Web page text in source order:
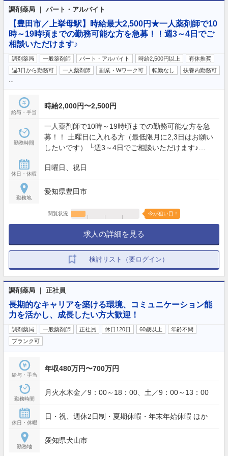
調剤薬局 ｜ パート・アルバイト
【豊田市／上挙母駅】時給最大2,500円★一人薬剤師で10
時～19時頃までの勤務可能な方を急募！！週3～4日でご
相談いただけます♪
調剤薬局 一般薬剤師 パート・アルバイト 時給2,500円以上
有休推奨
週3日から勤務可
一人薬剤師 副業・Wワーク可 転勤なし 扶養内勤務可
給与・手当
時給2,000円〜2,500円
勤務時間
一人薬剤師で10時～19時頃までの勤務可能な方を急
募！！ 土曜日に入れる方（最低限月に2,3日はお願い
したいです） └週3～4日でご相談いただけます♪
- 12:30
休日・休暇
日曜日、祝日
勤務地
愛知県豊田市
閲覧状況 今が狙い目！
求人の詳細を見る
検討リスト（要ログイン）
調剤薬局 ｜ 正社員
長期的なキャリアを築ける環境、コミュニケーション能
力を活かし、成長したい方大歓迎！
調剤薬局 一般薬剤師 正社員 休日120日 60歳以上
年齢不問
ブランク可
給与・手当
年収480万円〜700万円
勤務時間
月火水木金／9：00～18：00、土／9：00～13：00
休日・休暇
日・祝、週休2日制・夏期休暇・年末年始休暇 ほか
勤務地
愛知県犬山市